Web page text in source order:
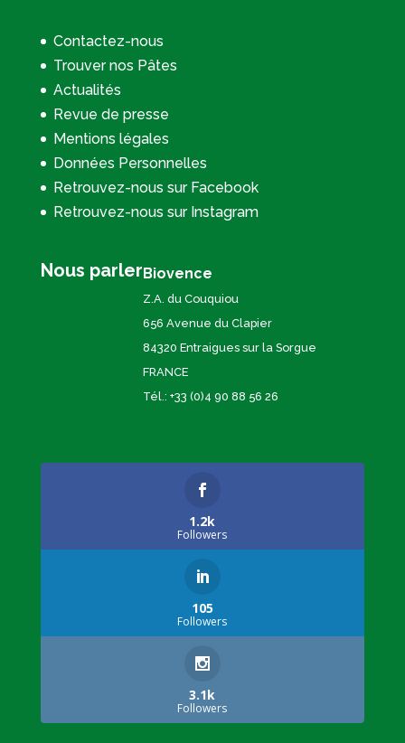
Contactez-nous
Trouver nos Pâtes
Actualités
Revue de presse
Mentions légales
Données Personnelles
Retrouvez-nous sur Facebook
Retrouvez-nous sur Instagram
Nous parler Biovence
Z.A. du Couquiou
656 Avenue du Clapier
84320 Entraigues sur la Sorgue
FRANCE
Tél.: +33 (0)4 90 88 56 26
1.2k
Followers
105
Followers
3.1k
Followers